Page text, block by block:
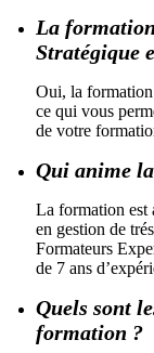
La
Stratégique
Oui, la
ce qui vous
de votre
Qui anime
La formation est
en gestion de
Formateurs
de 7 ans
Quels sont
formation ?